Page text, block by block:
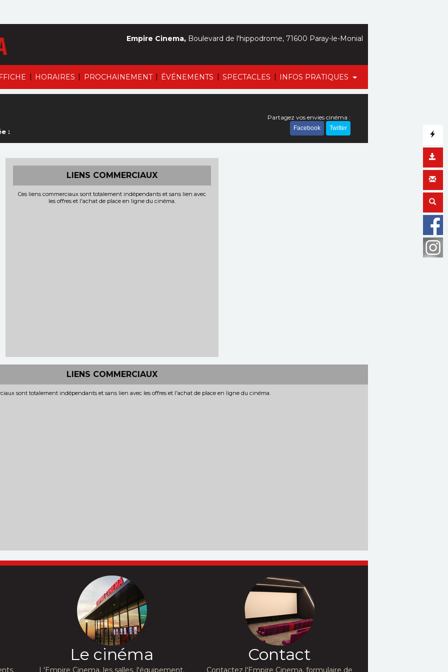
| HORAIRES | PROCHAINEMENT | ÉVÉNEMENTS | SPECTACLES | INFOS PRATIQUES
Empire Cinema, Boulevard de l'hippodrome, 71600 Paray-le-Monial
:
Partagez vos envies cinéma :
Facebook Twitter
LIENS COMMERCIAUX
Ces liens commerciaux sont totalement indépendants et sans lien avec
les offres et l'achat de place en ligne du cinéma.
LIENS COMMERCIAUX
sont totalement indépendants et sans lien avec les offres et l'achat de place en ligne du cinéma.
Le cinéma
L'Empire Cinema, les salles, l'équipement,
Contact
Contactez l'Empire Cinema, formulaire de